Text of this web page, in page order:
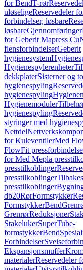
for BendT-rør
uløseligeReservedeler
forbindelser, løsbare
løsbareGjennomføringer
for Geberit Mapress
flensforbindelserGeberit
hygienesystem
Hygienespylerenheter
dekkplaterSisterner og
hygienespyling
hygienespyling
Hygienemoduler
hygienespyling
styringer med
Nettdel
for KuleventilerMed
FlowFit
for Med Mepla
presstilkoblinger
presstilkoblinger
presstilkoblinger
db20RørFormstykker
FormstykkerBend
GrenrørReduksjoner
StakelukerSuperTube-
formstykkerBend
Forbindelser
Ekspansjonsmuffer
materialerReservedeler